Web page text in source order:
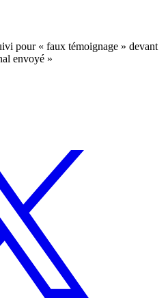
pour « faux témoignage » devant
envoyé »